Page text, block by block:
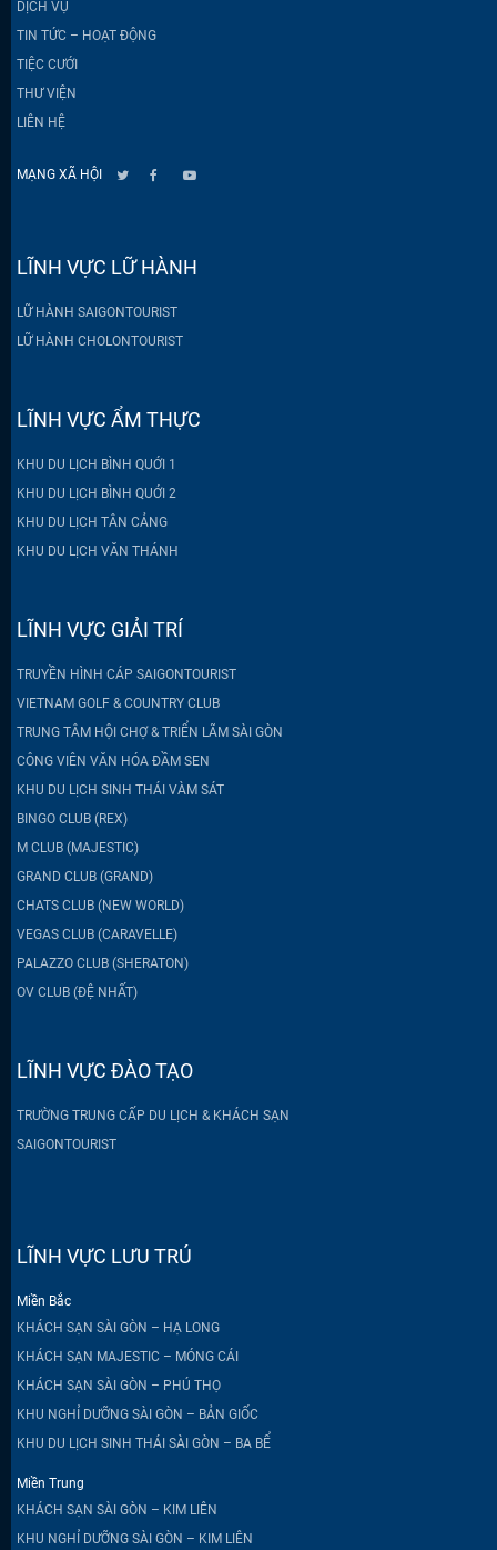
DỊCH VỤ
TIN TỨC – HOẠT ĐỘNG
TIỆC CƯỚI
THƯ VIỆN
LIÊN HỆ
MẠNG XÃ HỘI
LĨNH VỰC LỮ HÀNH
LỮ HÀNH SAIGONTOURIST
LỮ HÀNH CHOLONTOURIST
LĨNH VỰC ẨM THỰC
KHU DU LỊCH BÌNH QUỚI 1
KHU DU LỊCH BÌNH QUỚI 2
KHU DU LỊCH TÂN CẢNG
KHU DU LỊCH VĂN THÁNH
LĨNH VỰC GIẢI TRÍ
TRUYỀN HÌNH CÁP SAIGONTOURIST
VIETNAM GOLF & COUNTRY CLUB
TRUNG TÂM HỘI CHỢ & TRIỂN LÃM SÀI GÒN
CÔNG VIÊN VĂN HÓA ĐẦM SEN
KHU DU LỊCH SINH THÁI VÀM SÁT
BINGO CLUB (REX)
M CLUB (MAJESTIC)
GRAND CLUB (GRAND)
CHATS CLUB (NEW WORLD)
VEGAS CLUB (CARAVELLE)
PALAZZO CLUB (SHERATON)
OV CLUB (ĐỆ NHẤT)
LĨNH VỰC ĐÀO TẠO
TRƯỜNG TRUNG CẤP DU LỊCH & KHÁCH SẠN
SAIGONTOURIST
LĨNH VỰC LƯU TRÚ
Miền Bắc
KHÁCH SẠN SÀI GÒN – HẠ LONG
KHÁCH SẠN MAJESTIC – MÓNG CÁI
KHÁCH SẠN SÀI GÒN – PHÚ THỌ
KHU NGHỈ DƯỠNG SÀI GÒN – BẢN GIỐC
KHU DU LỊCH SINH THÁI SÀI GÒN – BA BỂ
Miền Trung
KHÁCH SẠN SÀI GÒN – KIM LIÊN
KHU NGHỈ DƯỠNG SÀI GÒN – KIM LIÊN